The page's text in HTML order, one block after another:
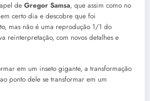
de Gregor Samsa, que assim como no
certo dia e descobre que foi
mas não é uma reprodução 1/1 do
reinterpretação, com novos detalhes e
em um inseto gigante, a transformação
ponto dele se transformar em um